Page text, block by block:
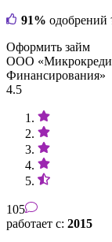
91% одобрений
Оформить займ
ООО
Финансирования»
4.5
105
работает с: 2015